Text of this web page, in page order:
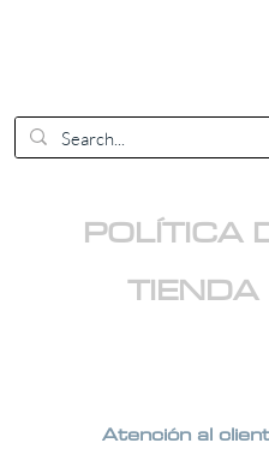
POLÍTICA
TIENDA
Atención al